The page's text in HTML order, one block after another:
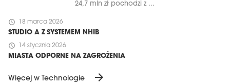
24,7 mln zł pochodzi z ...
schedule 18 marca 2026
STUDIO A Z SYSTEMEM NHIB
schedule 14 stycznia 2026
MIASTA ODPORNE NA ZAGROŻENIA
Więcej w Technologie arrow_forward